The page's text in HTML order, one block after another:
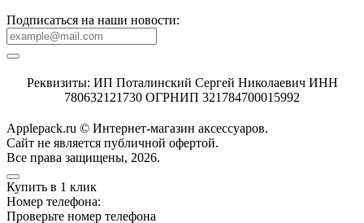
Подписаться на наши новости:
Реквизиты: ИП Поталинский Сергей Николаевич ИНН
780632121730 ОГРНИП 321784700015992
Applepack.ru © Интернет-магазин аксессуаров.
Cайт не является публичной офертой.
Все права защищены, 2026.
Купить в 1 клик
Номер телефона:
Проверьте номер телефона